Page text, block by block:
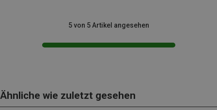
5 von 5 Artikel angesehen
Ähnliche wie zuletzt gesehen